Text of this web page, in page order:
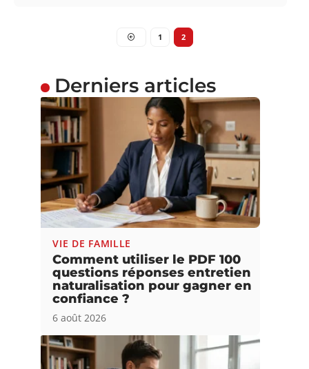
1 2
Derniers articles
VIE DE FAMILLE
Comment utiliser le PDF 100
questions réponses entretien
naturalisation pour gagner en
confiance ?
6 août 2026